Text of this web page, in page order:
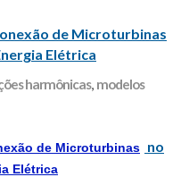
de Microturbinas
Elétrica
harmônicas, modelos
de Microturbinas no
Elétrica